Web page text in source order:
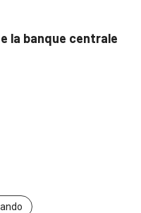
la banque centrale